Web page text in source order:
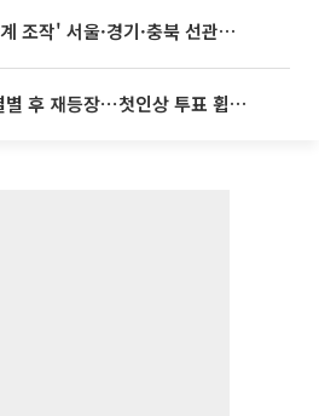
' 서울·경기·충북 선관위 등 추가 압수수색
‘나솔사계’ 국화, 결별 후 재등장⋯첫인상 투표 휩쓸고 ‘인기녀’ 등극